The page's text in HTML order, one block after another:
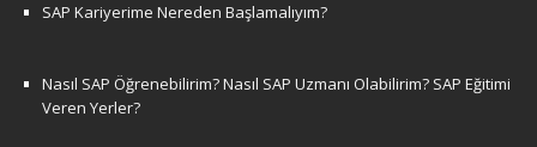
SAP Kariyerime Nereden Başlamalıyım?
Nasıl SAP Öğrenebilirim? Nasıl SAP Uzmanı Olabilirim? SAP Eğitimi
Veren Yerler?